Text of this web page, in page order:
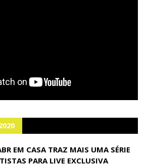
EM CASA TRAZ MAIS UMA SÉRIE
PARA LIVE EXCLUSIVA